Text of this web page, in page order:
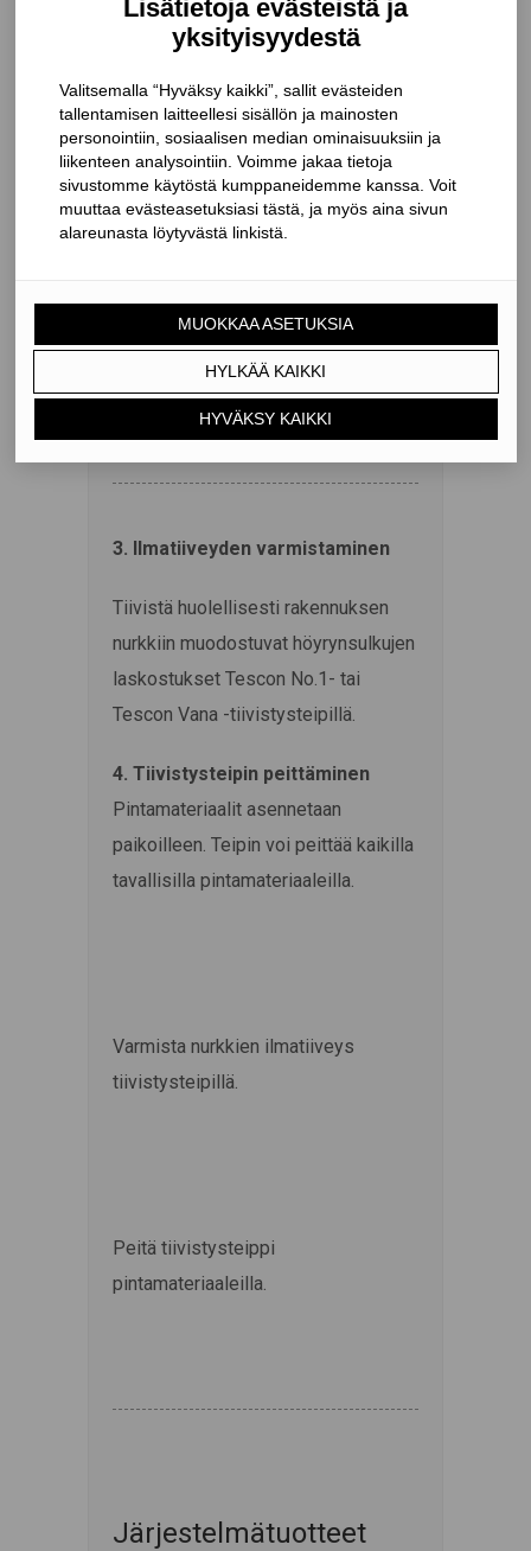
ilmataskuja.
Varmista tarvittaessa jatkopalalla
höyrynsulkujen riittävä limitys.
Kiinnitä teippi suojapaperia purkaen
ensin seinään ja sitten yläpohjaan.
3. Ilmatiiveyden varmistaminen
Tiivistä huolellisesti rakennuksen
nurkkiin muodostuvat höyrynsulkujen
laskostukset Tescon No.1- tai
Tescon Vana -tiivistysteipillä.
4. Tiivistysteipin peittäminen
Pintamateriaalit asennetaan
paikoilleen. Teipin voi peittää kaikilla
tavallisilla pintamateriaaleilla.
Varmista nurkkien ilmatiiveys
tiivistysteipillä.
Peitä tiivistysteippi
pintamateriaaleilla.
Järjestelmätuotteet